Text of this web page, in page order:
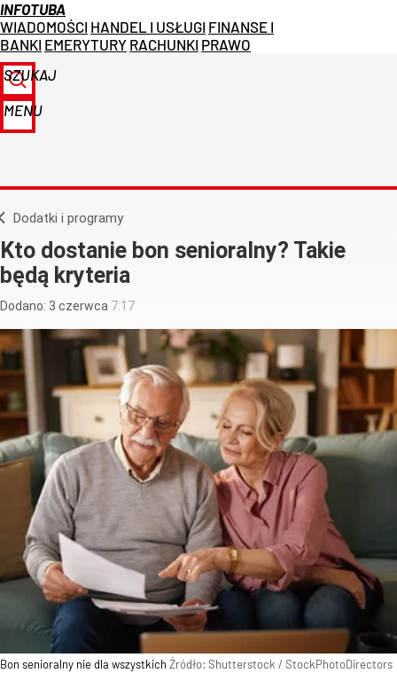
INFOTUBA
WIADOMOŚCI HANDEL I USŁUGI FINANSE I
BANKI EMERYTURY RACHUNKI PRAWO
SZUKAJ
MENU
Dodatki i programy
Kto dostanie bon senioralny? Takie
będą kryteria
Dodano: 3 czerwca 7:17
Bon senioralny nie dla wszystkich Źródło: Shutterstock / StockPhotoDirectors